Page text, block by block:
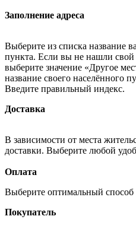
Заполнение адреса
Выберите из списка название
пункта. Если вы не нашли
выберите значение «Другое
название своего населённого
Введите правильный индекс.
Доставка
В зависимости от места
доставки. Выберите любой
Оплата
Выберите оптимальный способ
Покупатель